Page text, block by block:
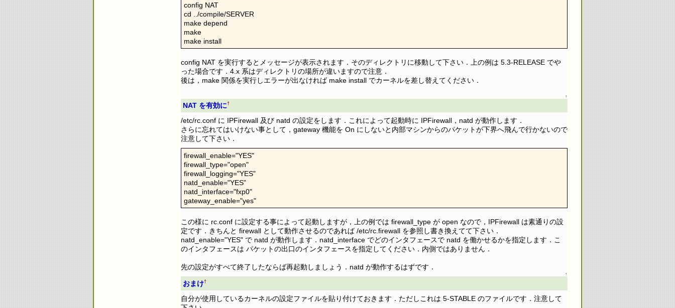
config NAT
cd ../compile/SERVER
make depend
make
make install
config NAT を実行するとメッセージが表示されます．そのディレクトリに移動して下さい．上の例は 5.3-RELEASE でや
った場合です．4.x 系はディレクトリの場所が違いますので注意．
後は，make 関係を実行しエラーが出なければ make install でカーネルを差し替えてください．
↑
NAT を有効に†
/etc/rc.conf に IPFirewall 及び natd の設定をします．これによって起動時に IPFirewall，natd が動作します．
さらに忘れてはいけない事として，gateway 機能を On にしないと内部マシンからのパケットが下界へ飛んで行かないので
注意して下さい．
firewall_enable="YES"
firewall_type="open"
firewall_logging="YES"
natd_enable="YES"
natd_interface="fxp0"
gateway_enable="yes"
この様に rc.conf に設定する事によって起動しますが，上の例では firewall_type が open なので，IPFirewall は素通りの設
定です．きちんと firewall として動作させるのであれば /etc/rc.firewall を参照し書き換えてて下さい．
natd_enable="YES" で natd が動作します．natd_interface でどのインタフェースで natd を働かせるかを指定します．こ
のインタフェースは パケットの出口のインタフェースを指定してください．内側ではありません．
先の設定がすべて終了したならば再起動しましょう．natd が動作するはずです．
↑
おまけ†
自分が使用しているカーネルの設定ファイルを貼り付けておきます．ただしこれは 5-STABLE のファイルです．注意して